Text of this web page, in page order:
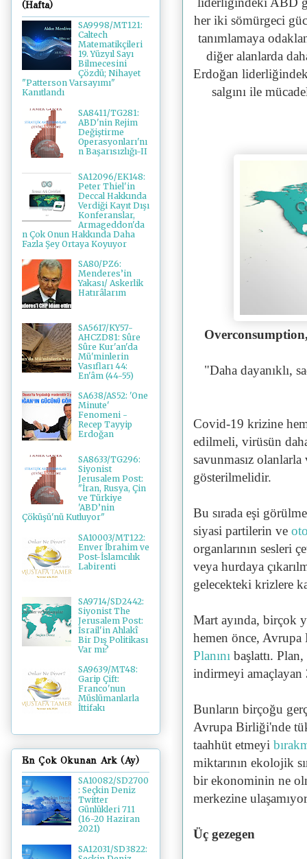
her iki sömürgeci
tanımlamaya
diğer alanlarda
Erdoğan
salgını ile
"Daha dayanıklı,
Covid-19 krizine
edilmeli, virüsün
savunmasız olanlarla
gösterilmelidir.
Bu sırada eşi
siyasi partilerin ve
organlarının sesleri
veya hurdaya
gelecekteki krizlere
Mart ayında, birçok
hemen önce,
Planını başlattı. Plan,
indirmeyi
Bunların birçoğu
Avrupa Birliği'nde
taahhüt etmeyi
miktarının ekolojik
bir ekonominin ne
merkezine
Üç gezegen
(Hafta)
SA9998/MT121:
Caltech
Matematikçileri
19. Yüzyıl Sayı
Bilmecesini
Çözdü; Nihayet
"Patterson Varsayımı"
Kanıtlandı
SA8411/TG281:
ABD'nin Rejim
Değiştirme
Operasyonları'nı
n Başarısızlığı-II
SA12096/EK148:
Peter Thiel'in
Deccal Hakkında
Verdiği Kayıt Dışı
Konferanslar,
Armageddon'da
n Çok Onun Hakkında Daha
Fazla Şey Ortaya Koyuyor
SA80/PZ6:
Menderes’in
Yakası/ Askerlik
Hatırâlarım
SA5617/KY57-
AHCZD81: Sûre
Sûre Kur'an'da
Mü'minlerin
Vasıfları 44:
En'âm (44-55)
SA638/AS52: 'One
Minute'
Fenomeni -
Recep Tayyip
Erdoğan
SA8633/TG296:
Siyonist
Jerusalem Post:
"İran, Rusya, Çin
ve Türkiye
'ABD’nin
Çöküşü'nü Kutluyor"
SA10003/MT122:
Enver İbrahim ve
Post-İslamcılık
Labirenti
SA9714/SD2442:
Siyonist The
Jerusalem Post:
İsrail'in Ahlakî
Bir Dış Politikası
Var mı?
SA9639/MT48:
Garip Çift:
Franco'nun
Müslümanlarla
İttifakı
En Çok Okunan Ark (Ay)
SA10082/SD2700
: Seçkin Deniz
Twitter
Günlükleri 711
(16-20 Haziran
2021)
SA12031/SD3822: